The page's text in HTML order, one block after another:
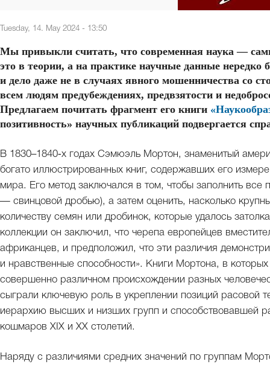
Tuesday, 14. May 2024 - 13:50
Мы привыкли считать, что современная наука —
это в теории, а на практике научные данные
и дело даже не в случаях явного мошенничества со
всем людям предубеждениях, предвзятости и
Предлагаем почитать фрагмент его книги
позитивность» научных публикаций подвергается
В 1830–1840‑х годах Сэмюэль Мортон, знаменитый
богато иллюстрированных книг, содержавших его
мира. Его метод заключался в том, чтобы заполнить все
— свинцовой дробью), а затем оценить, насколько
количеству семян или дробинок, которые удалось
коллекции он заключил, что черепа европейцев
африканцев, и предположил, что эти различия
и нравственные способности». Книги Мортона, в
совершенно различном происхождении разных
сыграли ключевую роль в укреплении позиций расовой
иерархию высших и низших групп и способствовавшей
кошмаров XIX и XX столетий.
Наряду с различиями средних значений по группам